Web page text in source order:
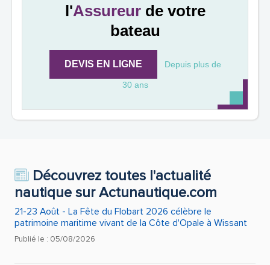
l'Assureurde votre
bateau
DEVIS EN LIGNE Depuis plus de
30 ans
Découvrez toutes l'actualité
nautique sur Actunautique.com
21-23 Août - La Fête du Flobart 2026 célèbre le
patrimoine maritime vivant de la Côte d'Opale à Wissant
Publié le : 05/08/2026